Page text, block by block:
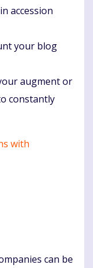
accession
your blog
augment or
constantly
with
can be